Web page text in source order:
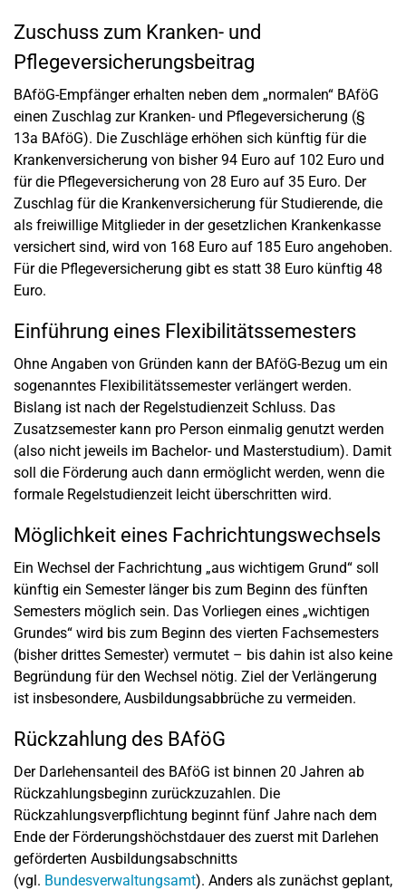
Zuschuss zum Kranken- und
Pflegeversicherungsbeitrag
BAföG-Empfänger erhalten neben dem „normalen“ BAföG
einen Zuschlag zur Kranken- und Pflegeversicherung (§
13a BAföG). Die Zuschläge erhöhen sich künftig für die
Krankenversicherung von bisher 94 Euro auf 102 Euro und
für die Pflegeversicherung von 28 Euro auf 35 Euro. Der
Zuschlag für die Krankenversicherung für Studierende, die
als freiwillige Mitglieder in der gesetzlichen Krankenkasse
versichert sind, wird von 168 Euro auf 185 Euro angehoben.
Für die Pflegeversicherung gibt es statt 38 Euro künftig 48
Euro.
Einführung eines Flexibilitätssemesters
Ohne Angaben von Gründen kann der BAföG-Bezug um ein
sogenanntes Flexibilitätssemester verlängert werden.
Bislang ist nach der Regelstudienzeit Schluss. Das
Zusatzsemester kann pro Person einmalig genutzt werden
(also nicht jeweils im Bachelor- und Masterstudium). Damit
soll die Förderung auch dann ermöglicht werden, wenn die
formale Regelstudienzeit leicht überschritten wird.
Möglichkeit eines Fachrichtungswechsels
Ein Wechsel der Fachrichtung „aus wichtigem Grund“ soll
künftig ein Semester länger bis zum Beginn des fünften
Semesters möglich sein. Das Vorliegen eines „wichtigen
Grundes“ wird bis zum Beginn des vierten Fachsemesters
(bisher drittes Semester) vermutet – bis dahin ist also keine
Begründung für den Wechsel nötig. Ziel der Verlängerung
ist insbesondere, Ausbildungsabbrüche zu vermeiden.
Rückzahlung des BAföG
Der Darlehensanteil des BAföG ist binnen 20 Jahren ab
Rückzahlungsbeginn zurückzuzahlen. Die
Rückzahlungsverpflichtung beginnt fünf Jahre nach dem
Ende der Förderungshöchstdauer des zuerst mit Darlehen
geförderten Ausbildungsabschnitts
(vgl. Bundesverwaltungsamt). Anders als zunächst geplant,